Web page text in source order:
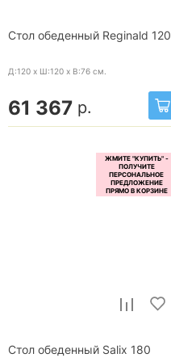
Стол обеденный Reginald 120
Д:120 x Ш:120 x В:76 см.
61 367 р.
Стол обеденный Salix 180